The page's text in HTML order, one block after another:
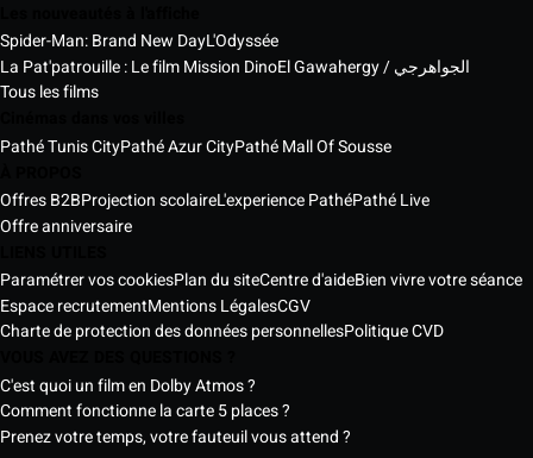
Spider-Man: Brand New DayL'Odyssée
La Pat'patrouille : Le film Mission Dino
El Gawahergy / الجواهرجي
Tous les films
Pathé Tunis CityPathé Azur CityPathé Mall Of Sousse
Offres B2BProjection scolaireL'experience PathéPathé Live
Offre anniversaire
Paramétrer vos cookiesPlan du siteCentre d'aideBien vivre votre séance
Espace recrutementMentions LégalesCGV
Charte de protection des données personnellesPolitique CVD
C'est quoi un film en Dolby Atmos ?
Comment fonctionne la carte 5 places ?
Prenez votre temps, votre fauteuil vous attend ?